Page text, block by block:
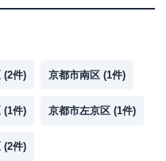
(2件) 京都市南区 (1件)
(1件) 京都市左京区 (1件)
(2件)